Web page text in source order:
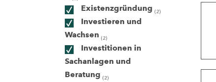
Existenzgründung (2)
Investieren und
Wachsen (2)
Investitionen in
Sachanlagen und
Beratung (2)